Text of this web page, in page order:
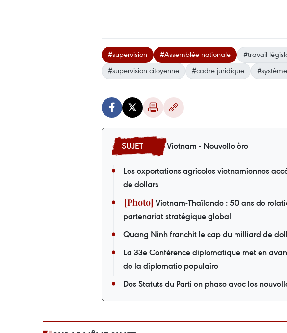
#supervision #Assemblée nationale #travail
#supervision citoyenne
#cadre juridique
Vietnam - Nouvelle ère
Les exportations agricoles vietnamiennes
de dollars
Vietnam-Thaïlande : 50 ans de
partenariat stratégique global
Quang Ninh franchit le cap du milliard de
La 33e Conférence diplomatique met en
de la diplomatie populaire
Des Statuts du Parti en phase avec les